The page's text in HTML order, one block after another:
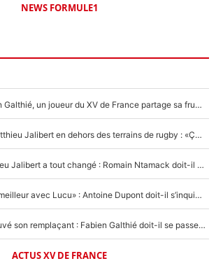
NEWS FORMULE1
Mis de côté par Fabien Galthié, un joueur du XV de France partage sa frustration : «ils ne me l’ont pas dit tout de suite»
La raison d'être de Matthieu Jalibert en dehors des terrains de rugby : «Ça m'atteint autant que si tu touches à un membre de ma famille»
XV de France - Matthieu Jalibert a tout changé : Romain Ntamack doit-il s’inquiéter pour sa place à un an de la Coupe du monde ?
«Le XV de France est meilleur avec Lucu» : Antoine Dupont doit-il s’inquiéter pour sa place ?
Le XV de France a trouvé son remplaçant : Fabien Galthié doit-il se passer d'Antoine Dupont ?
ACTUS XV DE FRANCE